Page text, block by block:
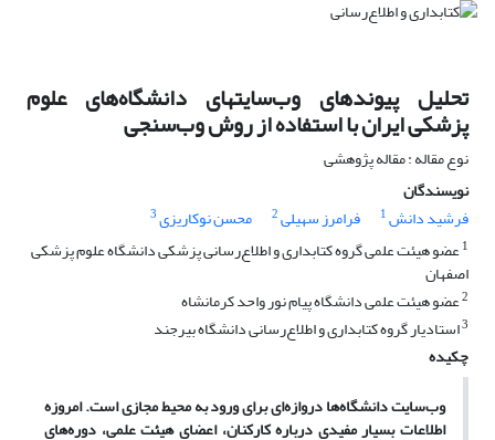
تحلیل پیوندهای وب‌سایتهای دانشگاه‌‌های علوم
پزشکی ایران با استفاده از روش وب‌سنجی
نوع مقاله : مقاله پژوهشی
نویسندگان
فرشید دانش1 فرامرز سهیلی2 محسن نوکاریزی3
1عضو هیئت علمی گروه کتابداری و اطلاع‌رسانی پزشکی دانشگاه علوم پزشکی
اصفهان
2عضو هیئت علمی دانشگاه پیام نور واحد کرمانشاه
3استادیار گروه کتابداری و اطلاع‌رسانی دانشگاه بیرجند
چکیده
وب‌سایت دانشگاه‌ها دروازه‌ای برای ورود به محیط مجازی است. امروزه
اطلاعات بسیار مفیدی درباره کارکنان، اعضای هیئت علمی، دوره‌های